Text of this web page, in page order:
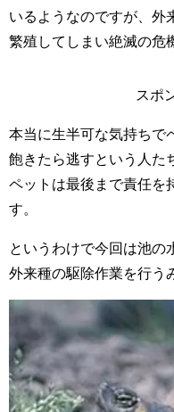
いるようなのですが、外
繁殖してしまい絶滅の危
スポ
本当に生半可な気持ちで
飽きたら逃すという人た
ペットは最後まで責任を
す。
というわけで今回は池の
外来種の駆除作業を行う